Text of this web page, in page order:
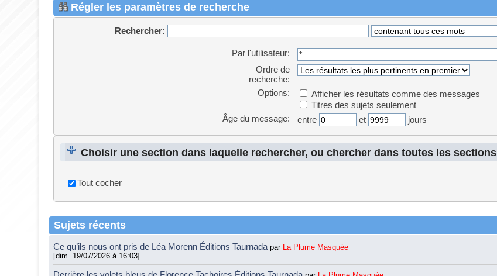
Régler les paramètres de recherche
Rechercher:
Par l'utilisateur:
Ordre de
recherche:
Options:
Afficher les résultats comme des messages
Titres des sujets seulement
Âge du message:
entre et jours
Choisir une section dans laquelle rechercher, ou chercher dans toutes les sections
Tout cocher
Sujets récents
Ce qu’ils nous ont pris de Léa Morenn Éditions Taurnada par
La Plume Masquée
[dim. 19/07/2026 à 16:03]